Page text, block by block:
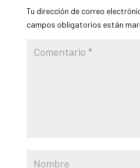
Tu dirección de correo
campos obligatorios están